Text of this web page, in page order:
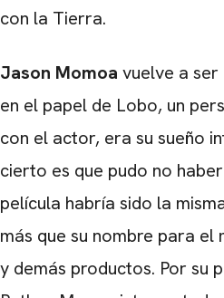
con la Tierra.
Jason Momoa vuelve a ser
en el papel de Lobo, un
con el actor, era su sueño
cierto es que pudo no
película habría sido la
más que su nombre para
y demás productos. Por su